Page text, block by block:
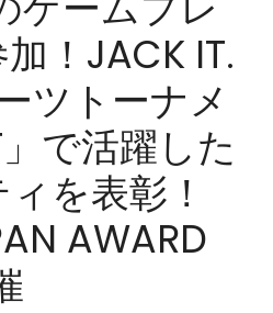
！JACK IT.
ツトーナメ
で活躍した
を表彰！
AWARD